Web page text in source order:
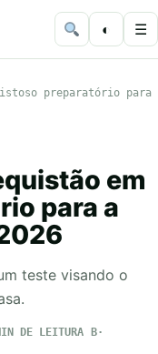
◐ ☰
preparatório para
em
para a
teste visando o
DE LEITURA